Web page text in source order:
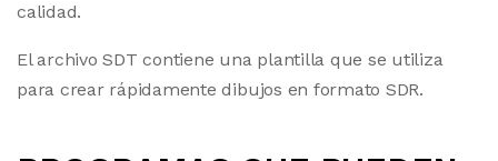
calidad.
El archivo SDT contiene una plantilla que se utiliza
para crear rápidamente dibujos en formato SDR.